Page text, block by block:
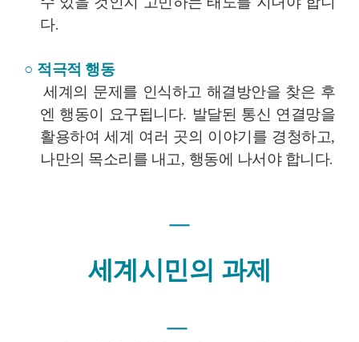
다.
○ 적극적 행동
세계의 문제를 인식하고 해결방안을 찾은 후
엔 행동이 요구됩니다. 발달된 통신 연결망을
활용하여 세계 여러 곳의 이야기를 경청하고,
나만의 목소리를 내고, 행동에 나서야 합니다.
ㅡ
세계시민의 과제
ㅡ